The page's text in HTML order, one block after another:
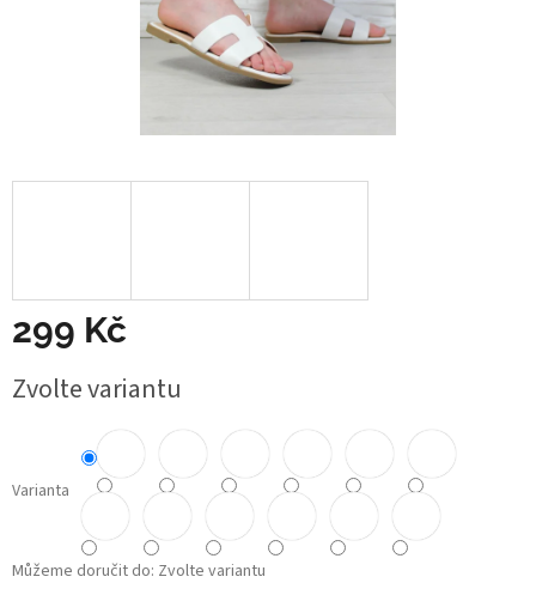
299 Kč
cena:
Zvolte variantu
Varianta
Můžeme doručit do: Zvolte variantu